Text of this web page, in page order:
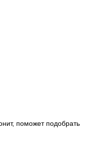
поможет подобрать